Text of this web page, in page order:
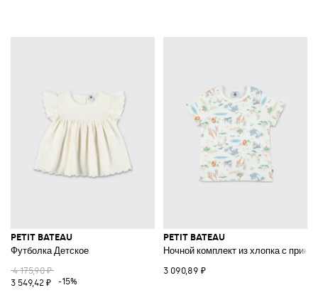
PETIT BATEAU
Футболка Детское
4 175,90 ₽
3 549,42 ₽
-15%
PETIT BATEAU
Ночной комплект из хлопка с
3 090,89 ₽